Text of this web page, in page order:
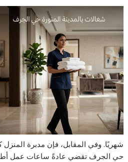
شهريًا. وفي المقابل، فإن مدبرة المنزل
حي الجرف تقضي عادةً ساعات عمل